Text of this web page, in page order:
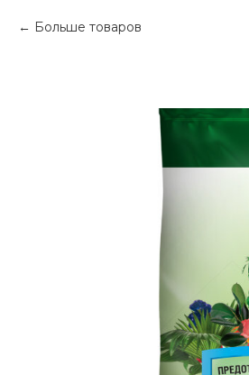
Больше товаров